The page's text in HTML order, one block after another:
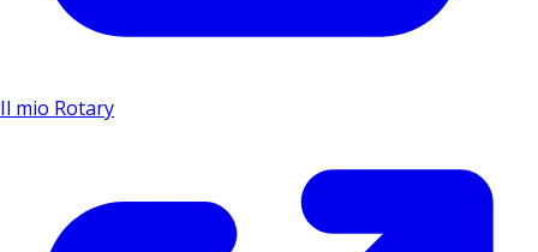
Il mio Rotary